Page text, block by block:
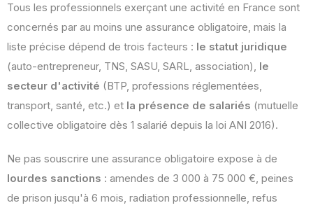
Tous les professionnels exerçant une activité en France sont
concernés par au moins une assurance obligatoire, mais la
liste précise dépend de trois facteurs : le statut juridique
(auto-entrepreneur, TNS, SASU, SARL, association), le
secteur d'activité (BTP, professions réglementées,
transport, santé, etc.) et la présence de salariés (mutuelle
collective obligatoire dès 1 salarié depuis la loi ANI 2016).
Ne pas souscrire une assurance obligatoire expose à de
lourdes sanctions : amendes de 3 000 à 75 000 €, peines
de prison jusqu'à 6 mois, radiation professionnelle, refus